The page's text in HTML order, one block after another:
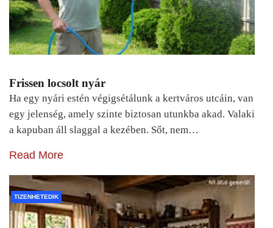
Frissen locsolt nyár
Ha egy nyári estén végigsétálunk a kertváros utcáin, van
egy jelenség, amely szinte biztosan utunkba akad. Valaki
a kapuban áll slaggal a kezében. Sőt, nem…
Read More
TIZENHETEDIK